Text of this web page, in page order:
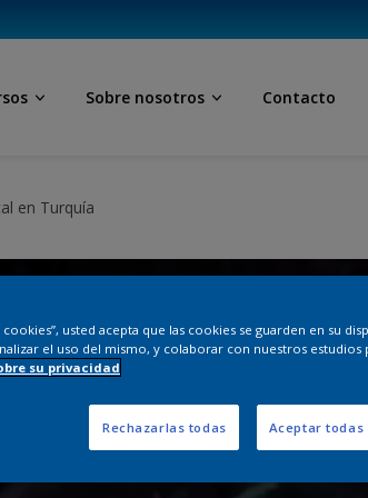
Sobre nosotros Contacto
en Turquía
usted acepta que las cookies se guarden en su
el uso del mismo, y colaborar con nuestros estudios
su privacidad
Rechazarlas todas Aceptar todas